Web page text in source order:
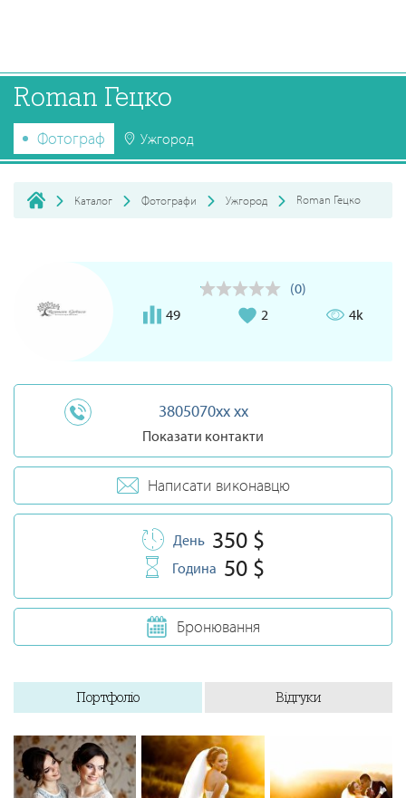
Roman Гецко
Фотограф Ужгород
Каталог Фотографи Ужгород Roman Гецко
(0)
49
2 4k
3805070xx xx
Показати контакти
Написати виконавцю
День 350 $
Година 50 $
Бронювання
Портфоліо Відгуки